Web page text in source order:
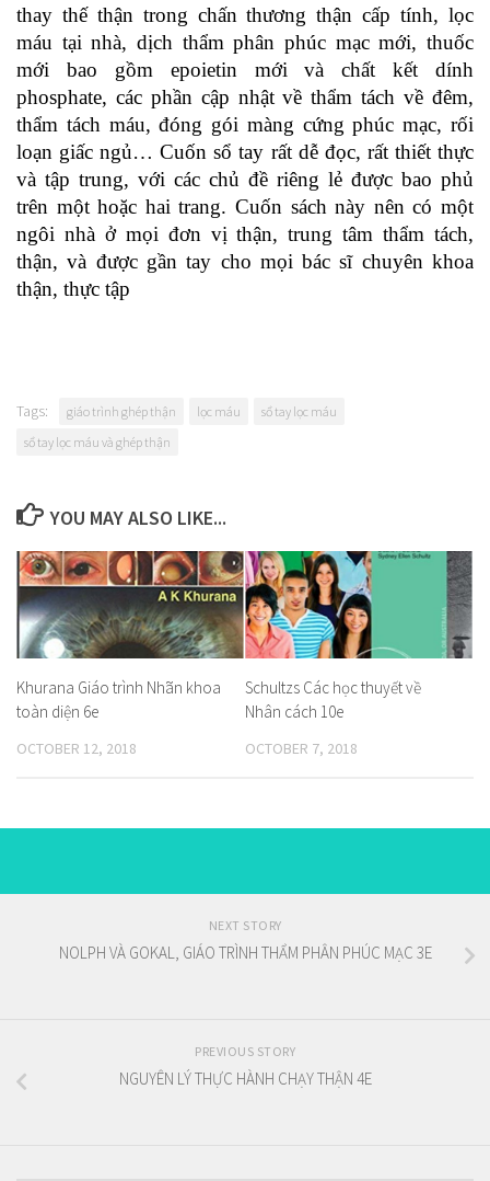
thay thế thận trong chấn thương thận cấp tính, lọc
máu tại nhà, dịch thẩm phân phúc mạc mới, thuốc
mới bao gồm epoietin mới và chất kết dính
phosphate, các phần cập nhật về thẩm tách về đêm,
thẩm tách máu, đóng gói màng cứng phúc mạc, rối
loạn giấc ngủ… Cuốn sổ tay rất dễ đọc, rất thiết thực
và tập trung, với các chủ đề riêng lẻ được bao phủ
trên một hoặc hai trang. Cuốn sách này nên có một
ngôi nhà ở mọi đơn vị thận, trung tâm thẩm tách,
thận, và được gần tay cho mọi bác sĩ chuyên khoa
thận, thực tập
Tags: giáo trình ghép thận lọc máu
sổ tay lọc máu
sổ tay lọc máu và ghép thận
YOU MAY ALSO LIKE...
Khurana Giáo trình Nhãn khoa
toàn diện 6e
OCTOBER 12, 2018
Schultzs Các học thuyết về
Nhân cách 10e
OCTOBER 7, 2018
NEXT STORY
NOLPH VÀ GOKAL, GIÁO TRÌNH THẨM PHÂN PHÚC MẠC 3E
PREVIOUS STORY
NGUYÊN LÝ THỰC HÀNH CHẠY THẬN 4E